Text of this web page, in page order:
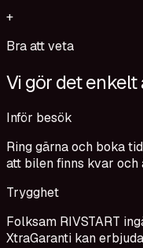
+
Bra att veta
Vi gör det
Inför besök
Ring gärna och boka
att bilen finns kvar och
Trygghet
Folksam RIVSTART
XtraGaranti kan